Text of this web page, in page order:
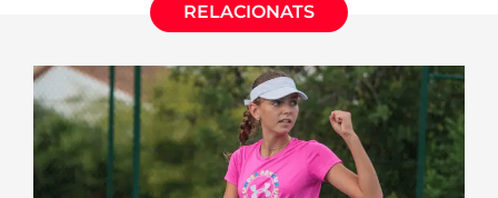
RELACIONATS